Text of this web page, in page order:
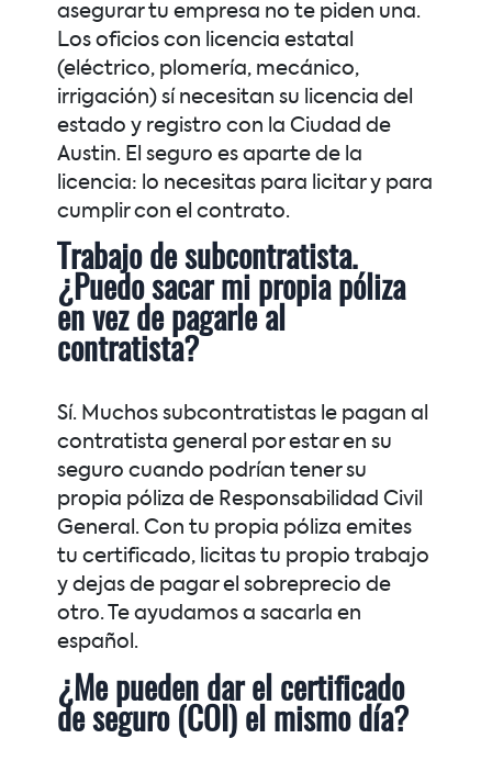
asegurar tu empresa no te piden una.
Los oficios con licencia estatal
(eléctrico, plomería, mecánico,
irrigación) sí necesitan su licencia del
estado y registro con la Ciudad de
Austin. El seguro es aparte de la
licencia: lo necesitas para licitar y para
cumplir con el contrato.
Trabajo de subcontratista.
¿Puedo sacar mi propia póliza
en vez de pagarle al
contratista?
Sí. Muchos subcontratistas le pagan al
contratista general por estar en su
seguro cuando podrían tener su
propia póliza de Responsabilidad Civil
General. Con tu propia póliza emites
tu certificado, licitas tu propio trabajo
y dejas de pagar el sobreprecio de
otro. Te ayudamos a sacarla en
español.
¿Me pueden dar el certificado
de seguro (COI) el mismo día?